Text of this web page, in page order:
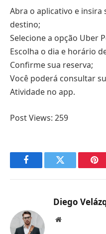
Abra o aplicativo e insira
destino;
Selecione a opção Uber
Escolha o dia e horário
Confirme sua reserva;
Você poderá consultar
Atividade no app.
Post Views: 259
FacebookTwitter
Diego
Website